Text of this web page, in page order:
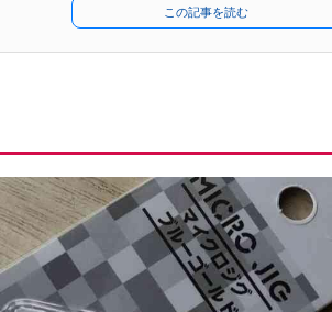
この記事を読む